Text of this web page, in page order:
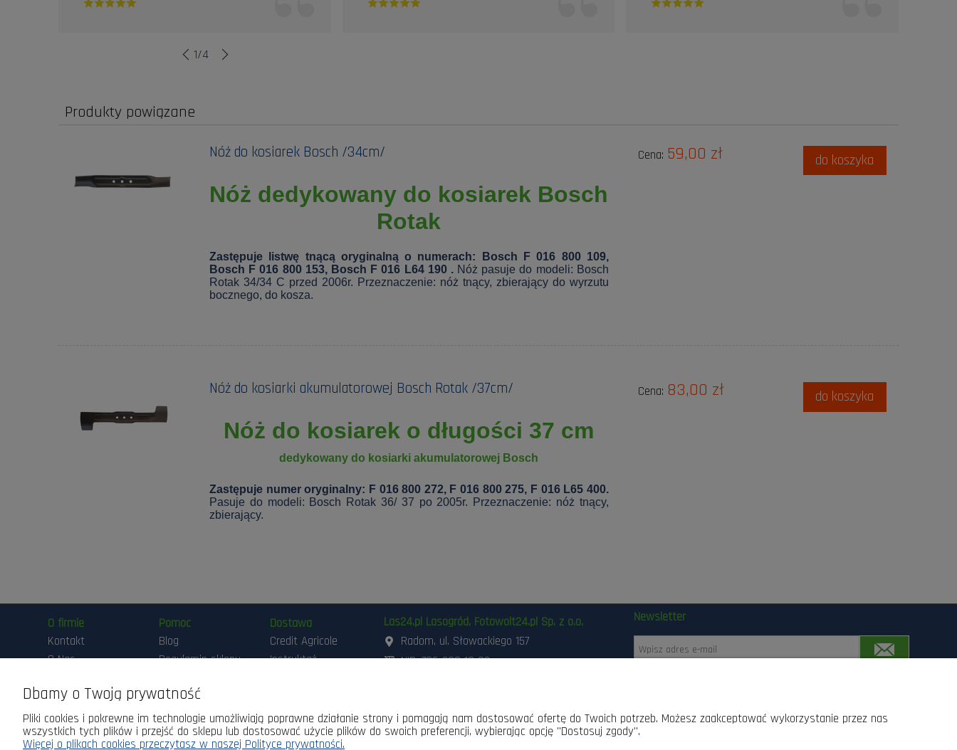
1/4
Produkty powiązane
Nóż do kosiarek Bosch /34cm/
Nóż dedykowany do kosiarek Bosch
Rotak
Zastępuje listwę tnącą oryginalną o numerach: Bosch F 016 800 109,
Bosch F 016 800 153, Bosch F 016 L64 190 . Nóż pasuje do modeli: Bosch
Rotak 34/34 C przed 2006r. Przeznaczenie: nóż tnący, zbierający do wyrzutu
bocznego, do kosza.
Cena: 59,00 zł do koszyka
Nóż do kosiarki akumulatorowej Bosch Rotak /37cm/
Nóż do kosiarek o długości 37 cm
dedykowany do kosiarki akumulatorowej Bosch
Zastępuje numer oryginalny: F 016 800 272, F 016 800 275, F 016 L65 400.
Pasuje do modeli: Bosch Rotak 36/ 37 po 2005r. Przeznaczenie: nóż tnący,
zbierający.
Cena: 83,00 zł do koszyka
O firmie
Kontakt
O Nas
Pomoc
Blog
Regulamin sklepu
prywatności
Dostawa
Credit Agricole
Instruktaż
zamówień
Sposoby płatności
Las24.pl Lasogród, Fotowolt24.pl Sp. z o.o.
Radom, ul. Słowackiego 157
NIP: 796-298-18-03
sklep@lasogrod.pl
Newsletter
z siedziba w Radomiu przy ul. Słowackiego 157 srodkami
komunikacji elektronicznej, z których przesyłania w
Dbamy o Twoją prywatność
Pliki cookies i pokrewne im technologie umożliwiają poprawne działanie strony i pomagają nam dostosować ofertę do Twoich potrzeb. Możesz zaakceptować wykorzystanie przez nas
wszystkich tych plików i przejść do sklepu lub dostosować użycie plików do swoich preferencji, wybierając opcję "Dostosuj zgody".
Więcej o plikach cookies przeczytasz w naszej Polityce prywatności.